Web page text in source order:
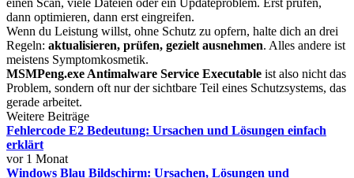
einen Scan, viele Dateien oder ein Updateproblem. Erst prüfen,
dann optimieren, dann erst eingreifen.
Wenn du Leistung willst, ohne Schutz zu opfern, halte dich an drei
Regeln: aktualisieren, prüfen, gezielt ausnehmen. Alles andere ist
meistens Symptomkosmetik.
MSMPeng.exe Antimalware Service Executable ist also nicht das
Problem, sondern oft nur der sichtbare Teil eines Schutzsystems, das
gerade arbeitet.
Weitere Beiträge
Fehlercode E2 Bedeutung: Ursachen und Lösungen einfach
erklärt
vor 1 Monat
Windows Blau Bildschirm: Ursachen, Lösungen und